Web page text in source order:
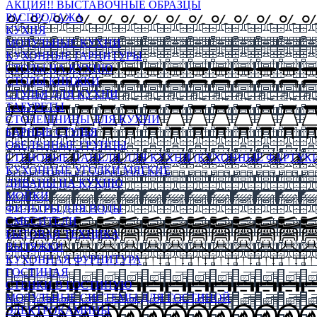
АКЦИЯ!! ВЫСТАВОЧНЫЕ ОБРАЗЦЫ
РАСПРОДАЖА
КУХНЯ
МОДУЛЬНЫЕ КУХНИ
КУХОННЫЕ ГАРНИТУРЫ
СТОЛЫ НА КУХНЮ
СТОЛЫ КНИЖКИ
СТУЛЬЯ ДЛЯ КУХНИ
ТАБУРЕТЫ
СТОЛЕШНИЦЫ ДЛЯ КУХНИ
БАРНЫЕ СТУЛЬЯ
ОБЕДЕННЫЕ ГРУППЫ
СТЕНОВЫЕ ПАНЕЛИ ДЛЯ КУХНИ (КУХОННЫЕ
КУХОННЫЕ УГОЛКИ МЯГКИЕ
ДИВАНЫ НА КУХНЮ
МОЙКИ
ФИЛЬТРЫ ДЛЯ ВОДЫ
СМЕСИТЕЛИ
БЫТОВАЯ ТЕХНИКА
ВЫТЯЖКИ
КУХОННАЯ ФУРНИТУРА
ГОСТИНАЯ
СТЕНКИ В ГОСТИНУЮ
МОДУЛЬНЫЕ СИСТЕМЫ ДЛЯ ГОСТИНОЙ
ЭЛЕКТРОКАМИНЫ